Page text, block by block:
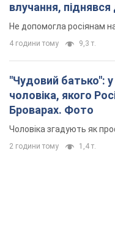
влучання,
Не допомогла росіянам
4 години тому 9,3 т.
"Чудовий батько":
чоловіка, якого
Броварах. Фото
Чоловіка згадують як
2 години тому 1,4 т.